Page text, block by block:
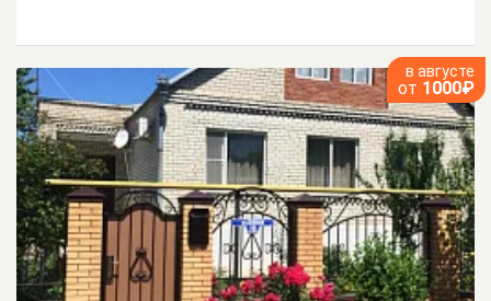
в августе
от 1000₽